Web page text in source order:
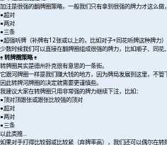
加注是很强的翻牌圈策略，一般我们只有拿到很强的牌力才这么做
●超对
●两对
●三条
●超强听牌（补牌有12张或以上的，比如对子+同花听牌这种牌力）
少数时候我们可以直接在翻牌圈组成很强的牌力，比如顺子、同
♠ 转牌圈策略 ♠
转牌圈其实是德州扑克很有意思的一条街。
它跟河牌圈一样是我们赚大钱的地方，因为牌局发展到这里，不管
因此转牌河牌圈的决定就需要更谨慎些。
我建议大家在转牌圈只用非常强的牌力继续下注，比如：
●顶对顶跟张或跟张比较强的顶对
●超对
●两对
●三条
以此类推...
如果对手打得比较弱或比较紧（弃牌率高），我们还可以偶尔在转